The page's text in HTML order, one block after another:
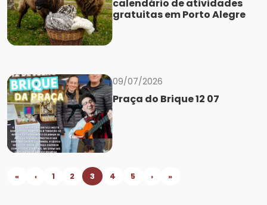
calendário de atividades
gratuitas em Porto Alegre
09/07/2026
Praça do Brique 12 07
« ‹ 1 2 3 4 5 › »